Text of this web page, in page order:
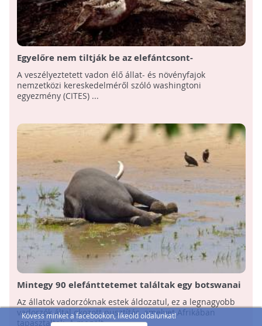
Kövess minket a facebookon, likeold oldalunkat!
Egyelőre nem tiltják be az elefántcsont-
kereskedelmet
A veszélyeztetett vadon élő állat- és növényfajok
nemzetközi kereskedelméről szóló washingtoni
egyezmény (CITES) ...
Mintegy 90 elefánttetemet találtak egy botswanai
vadrezervátumban
Az állatok vadorzóknak estek áldozatul, ez a legnagyobb
vadorzók által okozott pusztítás, amelyet Afrikában
tapasztaltak. A megölt ...